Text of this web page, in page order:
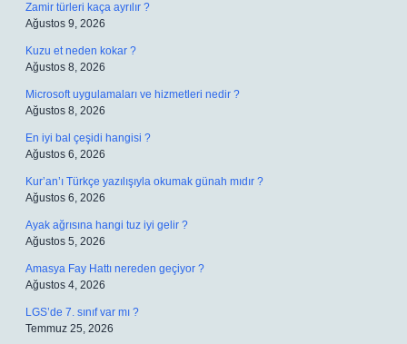
Zamir türleri kaça ayrılır ?
Ağustos 9, 2026
Kuzu et neden kokar ?
Ağustos 8, 2026
Microsoft uygulamaları ve hizmetleri nedir ?
Ağustos 8, 2026
En iyi bal çeşidi hangisi ?
Ağustos 6, 2026
Kur’an’ı Türkçe yazılışıyla okumak günah mıdır ?
Ağustos 6, 2026
Ayak ağrısına hangi tuz iyi gelir ?
Ağustos 5, 2026
Amasya Fay Hattı nereden geçiyor ?
Ağustos 4, 2026
LGS’de 7. sınıf var mı ?
Temmuz 25, 2026